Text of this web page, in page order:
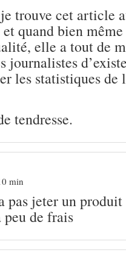
trouve cet article
quand bien
elle a tout de
journalistes
les statistiques de
tendresse.
min
pas jeter un
peu de frais